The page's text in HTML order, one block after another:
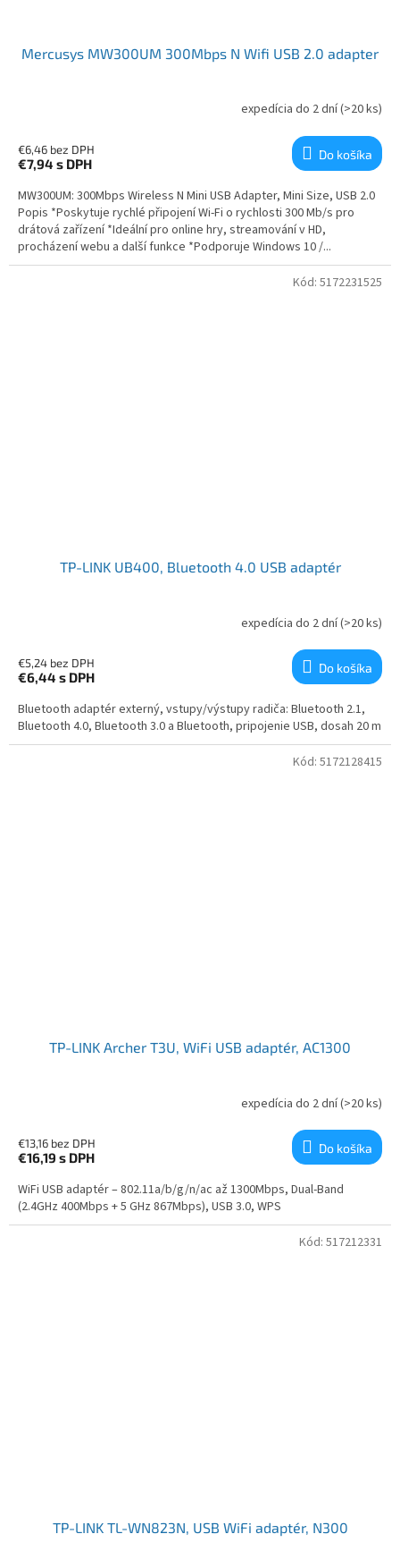
Mercusys MW300UM 300Mbps N Wifi USB 2.0 adapter
expedícia do 2 dní(>20 ks)
€6,46 bez DPH
€7,94 s DPH
Do košíka
MW300UM: 300Mbps Wireless N Mini USB Adapter, Mini Size, USB 2.0
Popis *Poskytuje rychlé připojení Wi-Fi o rychlosti 300 Mb/s pro
drátová zařízení *Ideální pro online hry, streamování v HD,
procházení webu a další funkce *Podporuje Windows 10 /...
TP-LINK UB400, Bluetooth 4.0 USB adaptér
expedícia do 2 dní(>20 ks)
€5,24 bez DPH
€6,44 s DPH
Do košíka
Bluetooth adaptér externý, vstupy/výstupy radiča: Bluetooth 2.1,
Bluetooth 4.0, Bluetooth 3.0 a Bluetooth, pripojenie USB, dosah 20 m
Kód: 5172231525
TP-LINK Archer T3U, WiFi USB adaptér, AC1300
expedícia do 2 dní(>20 ks)
€13,16 bez DPH
€16,19 s DPH
Do košíka
WiFi USB adaptér – 802.11a/b/g/n/ac až 1300Mbps, Dual-Band
(2.4GHz 400Mbps + 5 GHz 867Mbps), USB 3.0, WPS
Kód: 5172128415
TP-LINK TL-WN823N, USB WiFi adaptér, N300
Kód: 517212331